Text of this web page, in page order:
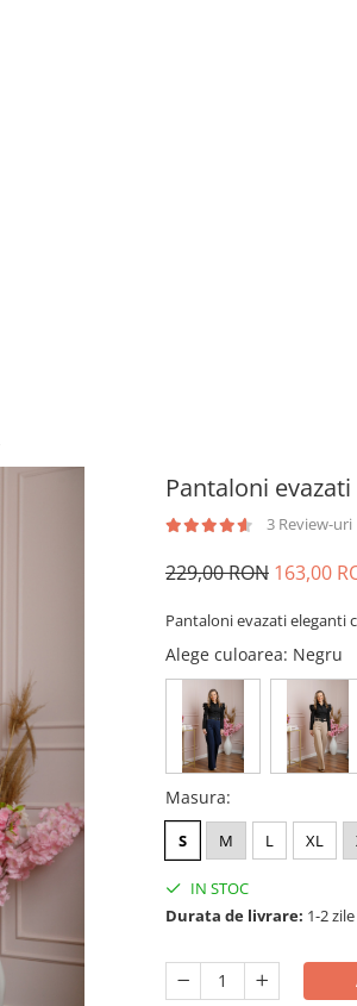
Pantaloni
3 Review-uri
229,00 RON 163,00
Pantaloni evazati eleganti
Alege culoarea: Negru
Masura:
S M L XL
IN STOC
Durata de livrare: 1-2